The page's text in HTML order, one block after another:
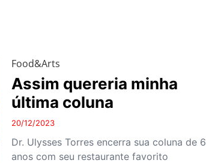
Food&Arts
Assim quereria minha
última coluna
20/12/2023
Dr. Ulysses Torres encerra sua coluna de 6
anos com seu restaurante favorito